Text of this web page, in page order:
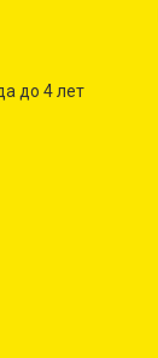
до 4 лет